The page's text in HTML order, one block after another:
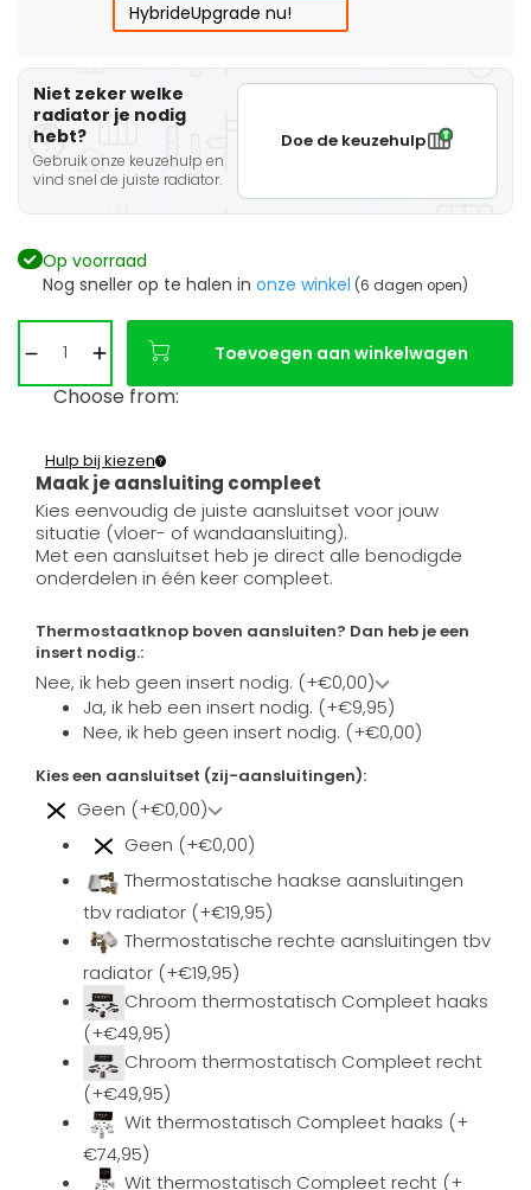
HybrideUpgrade nu!
Niet zeker welke
radiator je nodig
hebt?
Gebruik onze keuzehulp en
vind snel de juiste radiator.
Doe de keuzehulp
Op voorraad
Nog sneller op te halen in onze winkel (6 dagen open)
Toevoegen aan winkelwagen
Choose from:
Maak je aansluiting compleet
Hulp bij kiezen
Kies eenvoudig de juiste aansluitset voor jouw
situatie (vloer- of wandaansluiting).
Met een aansluitset heb je direct alle benodigde
onderdelen in één keer compleet.
Thermostaatknop boven aansluiten? Dan heb je een
insert nodig.:
Nee, ik heb geen insert nodig. (+€0,00)
Ja, ik heb een insert nodig. (+€9,95)
Nee, ik heb geen insert nodig. (+€0,00)
Kies een aansluitset (zij-aansluitingen):
Geen (+€0,00)
Geen (+€0,00)
Thermostatische haakse aansluitingen
tbv radiator (+€19,95)
Thermostatische rechte aansluitingen tbv
radiator (+€19,95)
Chroom thermostatisch Compleet haaks
(+€49,95)
Chroom thermostatisch Compleet recht
(+€49,95)
Wit thermostatisch Compleet haaks (+
€74,95)
Wit thermostatisch Compleet recht (+